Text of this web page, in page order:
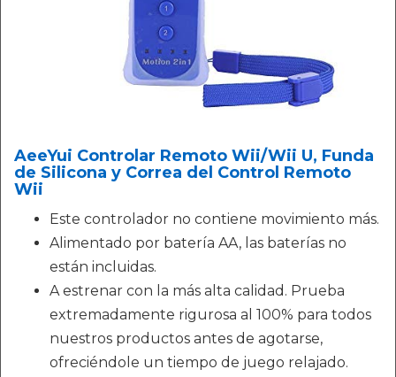
AeeYui Controlar Remoto Wii/Wii U, Funda
de Silicona y Correa del Control Remoto
Wii
Este controlador no contiene movimiento más.
Alimentado por batería AA, las baterías no
están incluidas.
A estrenar con la más alta calidad. Prueba
extremadamente rigurosa al 100% para todos
nuestros productos antes de agotarse,
ofreciéndole un tiempo de juego relajado.